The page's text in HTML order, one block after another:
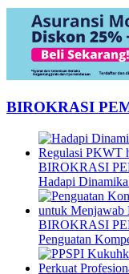
BIROKRASI
BIROKRASI
Hadapi
BIROKRASI
Penguatan